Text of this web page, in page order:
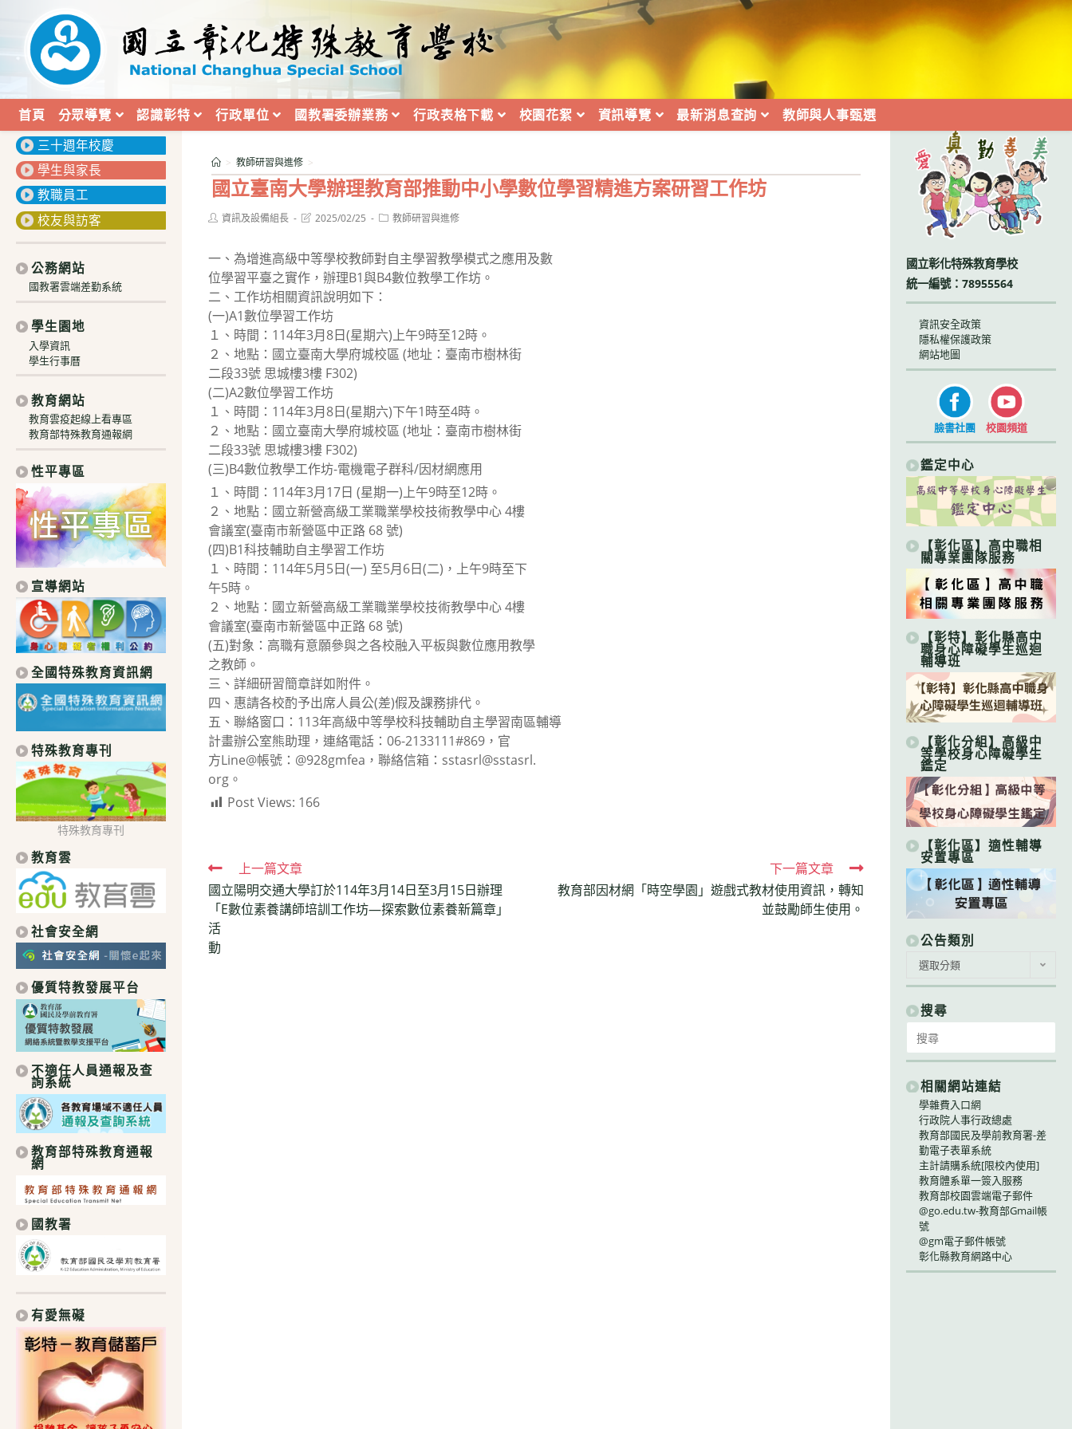
內
首頁 分眾導覽 認識彰特 行政單位 國教署委辦業務 行政表格下載 校園花絮 資訊導覽 最新消息查詢 教師與人事甄選
國立臺南大學辦理教育部推動中小學數位學習精進方案研習工作坊
> 教師研習與進修 >
Post資訊及設備組長
Post2025/02/25
Post教師研習與進修
一、為增進高級中等學校教師對自主學習教學模式之應用及數
位學習平臺之實作，辦理B1與B4數位教學工作坊。
二、工作坊相關資訊說明如下：
(一)A1數位學習工作坊
１、時間：114年3月8日(星期六)上午9時至12時。
２、地點：國立臺南大學府城校區 (地址：臺南市樹林街
二段33號 思城樓3樓 F302)
(二)A2數位學習工作坊
１、時間：114年3月8日(星期六)下午1時至4時。
２、地點：國立臺南大學府城校區 (地址：臺南市樹林街
二段33號 思城樓3樓 F302)
(三)B4數位教學工作坊-電機電子群科/因材網應用
１、時間：114年3月17日 (星期一)上午9時至12時。
２、地點：國立新營高級工業職業學校技術教學中心 4樓
會議室(臺南市新營區中正路 68 號)
(四)B1科技輔助自主學習工作坊
１、時間：114年5月5日(一) 至5月6日(二)，上午9時至下
午5時。
２、地點：國立新營高級工業職業學校技術教學中心 4樓
會議室(臺南市新營區中正路 68 號)
(五)對象：高職有意願參與之各校融入平板與數位應用教學
之教師。
三、詳細研習簡章詳如附件。
四、惠請各校酌予出席人員公(差)假及課務排代。
五、聯絡窗口：113年高級中等學校科技輔助自主學習南區輔導
計畫辦公室熊助理，連絡電話：06-2133111#869，官
方Line@帳號：@928gmfea，聯絡信箱：sstasrl@sstasrl.
org。
Post Views: 166
Read
more
articles
上一篇文章
國立陽明交通大學訂於114年3月14日至3月15日辦理
「E數位素養講師培訓工作坊—探索數位素養新篇章」
活
動
下一篇文章
教育部因材網「時空學園」遊戲式教材使用資訊，轉知
並鼓勵師生使用。
:::
三十週年校慶
學生與家長
教職員工
校友與訪客
公務網站
國教署雲端差勤系統
學生園地
入學資訊
學生行事曆
教育網站
教育雲疫起線上看專區
教育部特殊教育通報網
性平專區
宣導網站
全國特殊教育資訊網
特殊教育專刊
特殊教育專刊
教育雲
社會安全網
優質特教發展平台
不適任人員通報及查
詢系統
教育部特殊教育通報
網
國教署
有愛無礙
國立彰化特殊教育學校
統一編號：78955564
資訊安全政策
隱私權保護政策
網站地圖
臉書社團 校園頻道
鑑定中心
【彰化區】高中職相
關專業團隊服務
【彰特】彰化縣高中
職身心障礙學生巡迴
輔導班
【彰化分組】高級中
等學校身心障礙學生
鑑定
【彰化區】適性輔導
安置專區
公告類別
類
別
選取分類
搜尋
for:
相關網站連結
學雜費入口網
行政院人事行政總處
教育部國民及學前教育署-差
勤電子表單系統
主計請購系統[限校內使用]
教育體系單一簽入服務
教育部校園雲端電子郵件
@go.edu.tw-教育部Gmail帳
號
@gm電子郵件帳號
彰化縣教育網路中心